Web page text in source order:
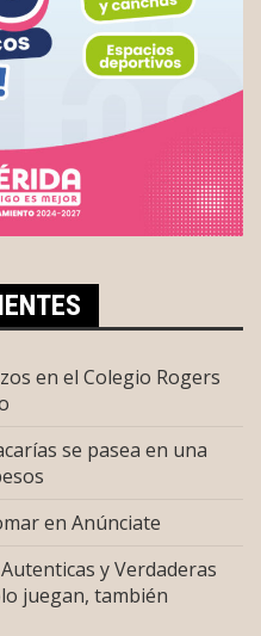
en el Colegio Rogers
se pasea en una
en Anúnciate
y Verdaderas
juegan, también